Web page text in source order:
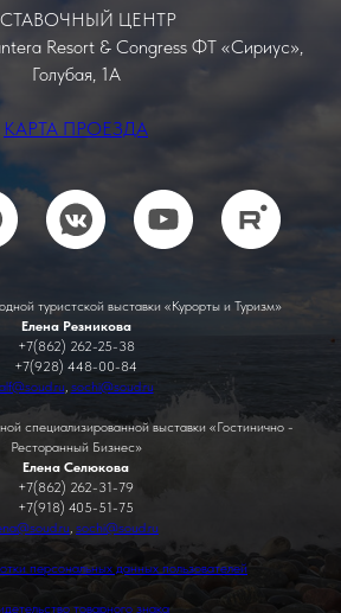
ЦЕНТР
Resort & Congress ФТ «Сириус»,
Голубая, 1А
КАРТА ПРОЕЗДА
туристской выставки «Курорты и Туризм»
Елена Резникова
+7(862) 262-25-38
+7(928) 448-00-84
alf@soud.ru, sochi@soud.ru
специализированной выставки «Гостинично -
Ресторанный Бизнес»
Елена Селюкова
+7(862) 262-31-79
+7(918) 405-51-75
, sochi@soud.ru
персональных данных пользователей
товарного знака